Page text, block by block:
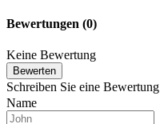
Bewertungen (0)
Keine Bewertung
Bewerten
Schreiben Sie eine Bewertung
Name